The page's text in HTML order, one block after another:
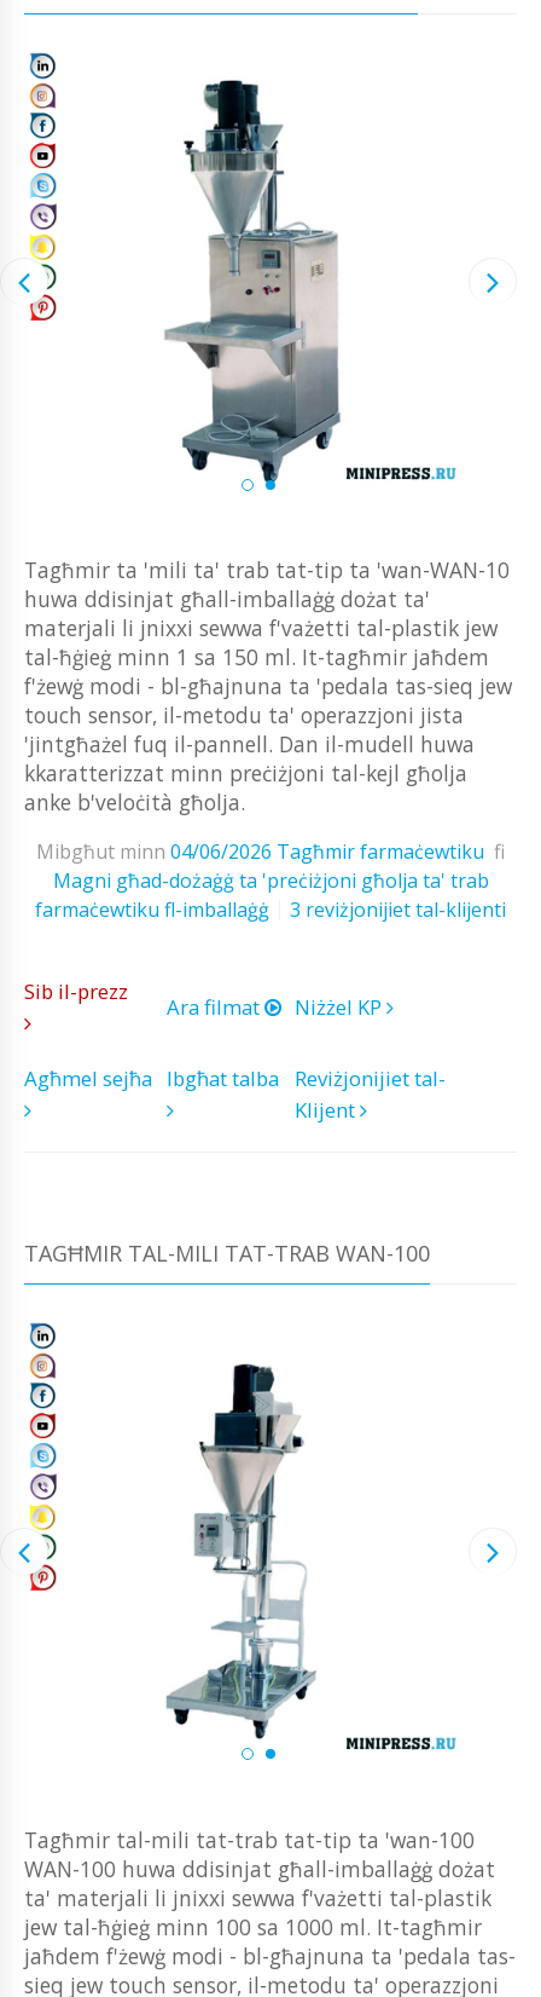
Tagħmir ta 'mili ta' trab tat-tip ta 'wan-WAN-10
huwa ddisinjat għall-imballaġġ dożat ta'
materjali li jnixxi sewwa f'vażetti tal-plastik jew
tal-ħġieġ minn 1 sa 150 ml. It-tagħmir jaħdem
f'żewġ modi - bl-għajnuna ta 'pedala tas-sieq jew
touch sensor, il-metodu ta' operazzjoni jista
'jintgħażel fuq il-pannell. Dan il-mudell huwa
kkaratterizzat minn preċiżjoni tal-kejl għolja
anke b'veloċità għolja.
Mibgħut minn 04/06/2026 Tagħmir farmaċewtiku fi
Magni għad-dożaġġ ta 'preċiżjoni għolja ta' trab
farmaċewtiku fl-imballaġġ
3 reviżjonijiet tal-klijenti
Sib il-prezz
Ara filmat Niżżel KP
Agħmel sejħa Ibgħat talba
Reviżjonijiet tal-
Klijent
TAGĦMIR TAL-MILI TAT-TRAB WAN-100
Tagħmir tal-mili tat-trab tat-tip ta 'wan-100
WAN-100 huwa ddisinjat għall-imballaġġ dożat
ta' materjali li jnixxi sewwa f'vażetti tal-plastik
jew tal-ħġieġ minn 100 sa 1000 ml. It-tagħmir
jaħdem f'żewġ modi - bl-għajnuna ta 'pedala tas-
sieq jew touch sensor, il-metodu ta' operazzjoni